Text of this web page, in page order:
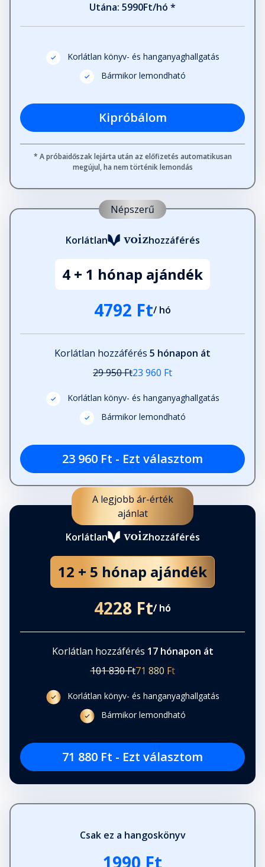
Utána: 5990Ft/hó *
Korlátlan könyv- és hanganyaghallgatás
Bármikor lemondható
Kipróbálom
* A próbaidőszak lejárta után az előfizetés automatikusan
megújul, ha nem történik lemondás
Népszerű
Korlátlan hozzáférés
4 + 1 hónap ajándék
4792 Ft/ hó
Korlátlan hozzáférés 5 hónapon át
29 950 Ft23 960 Ft
Korlátlan könyv- és hanganyaghallgatás
Bármikor lemondható
23 960 Ft - Ezt választom
A legjobb ár-érték
ajánlat
Korlátlan
hozzáférés
12 + 5 hónap ajándék
4228 Ft/ hó
Korlátlan hozzáférés 17 hónapon át
101 830 Ft71 880 Ft
Korlátlan könyv- és hanganyaghallgatás
Bármikor lemondható
71 880 Ft - Ezt választom
Csak ez a hangoskönyv